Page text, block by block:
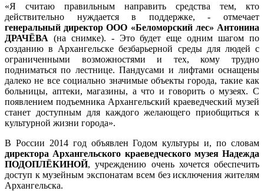
«Я считаю правильным направить средства тем, кто
действительно нуждается в поддержке, - отмечает
генеральный директор ООО «Беломорский лес» Антонина
ДРАЧЁВА (на снимке). - Это будет еще одним шагом по
созданию в Архангельске безбарьерной среды для людей с
ограниченными возможностями и тех, кому трудно
подниматься по лестнице. Пандусами и лифтами оснащены
далеко не все социально значимые объекты города, такие как
больницы, аптеки, магазины, а что и говорить о музеях. С
появлением подъемника Архангельский краеведческий музей
станет доступным для каждого желающего приобщиться к
культурной жизни города».
В России 2014 год объявлен Годом культуры и, по словам
директора Архангельского краеведческого музея Надежда
ПОДОПЛЁКИНОЙ, учреждению очень хочется обеспечить
доступ к музейным экспонатам всем без исключения жителям
Архангельска.